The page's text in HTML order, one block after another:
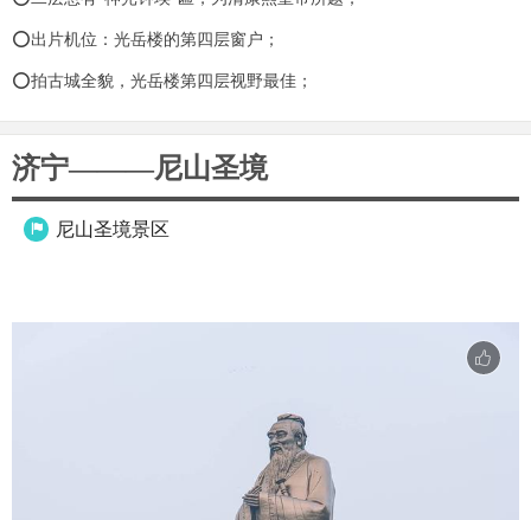
⭕出片机位：光岳楼的第四层窗户；
⭕拍古城全貌，光岳楼第四层视野最佳；
济宁———尼山圣境
 尼山圣境景区